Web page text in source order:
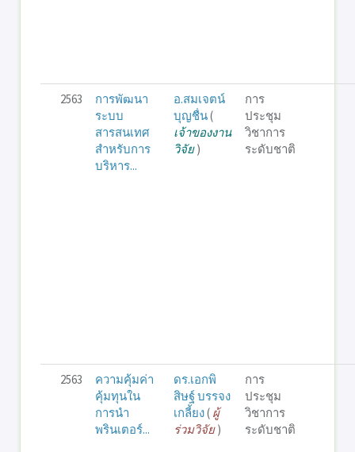
2563
การพัฒนา
ระบบ
สารสนเทศ
สำหรับการ
บริหาร...
อ.สมเจตน์
บุญชื่น(
เจ้าของงาน
วิจัย)
การ
ประชุม
วิชาการ
ระดับชาติ
2563
ความคุ้มค่า
คุ้มทุนใน
การนำ
พรินเตอร์...
ดร.เอกพิ
สิษฐ์ บรรจง
เกลี้ยง( ผู้
ร่วมวิจัย)
การ
ประชุม
วิชาการ
ระดับชาติ